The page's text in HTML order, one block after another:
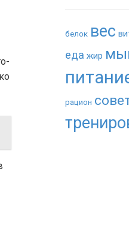
белок вес
еда жир
рацион